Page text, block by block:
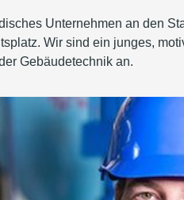
Unternehmen an den
Wir sind ein junges,
Gebäudetechnik an.